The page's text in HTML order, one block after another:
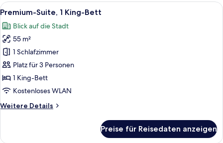
Doppelbett
Alle
Fotos
für
Premium-
Suite,
1 King-
Bett
anzeigen
Ein Hotelzimmer mit einem großen
13
Premium-Suite, 1 King-Bett
Blick auf die Stadt
55 m²
1 Schlafzimmer
Platz für 3 Personen
1 King-Bett
Kostenloses WLAN
Weitere Details
Weitere
Suite,
Preise für Reisedaten anzeigen